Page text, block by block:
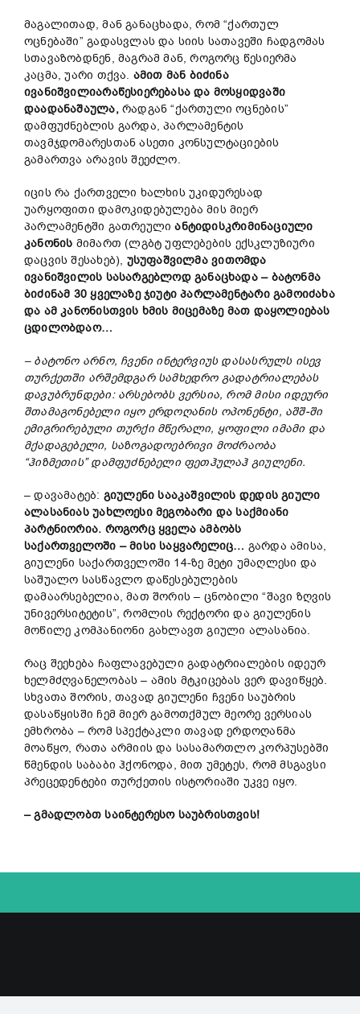
მაგალითად, მან განაცხადა, რომ “ქართულ
ოცნებაში” გადასვლას და სიის სათავეში ჩადგომას
სთავაზობდნენ, მაგრამ მან, როგორც წესიერმა
კაცმა, უარი თქვა. ამით მან ბიძინა
ივანიშვილიარაწესიერებასა და მოსყიდვაში
დაადანაშაულა,რადგან “ქართული ოცნების”
დამფუძნებლის გარდა, პარლამენტის
თავმჯდომარესთან ასეთი კონსულტაციების
გამართვა არავის შეეძლო.
იცის რა ქართველი ხალხის უკიდურესად
უარყოფითი დამოკიდებულება მის მიერ
პარლამენტში გათრეულიანტიდისკრიმინაციული
კანონის მიმართ (ლგბტ უფლებების ექსკლუზიური
დაცვის შესახებ), უსუფაშვილმა ვითომდა
ივანიშვილის სასარგებლოდ განაცხადა – ბატონმა
ბიძინამ 30 ყველაზე ჯიუტი პარლამენტარი გამოიძახა
და ამ კანონისთვის ხმის მიცემაზე მათ დაყოლიებას
ცდილობდაო…
– ბატონო არნო, ჩვენი ინტერვიუს დასასრულს ისევ
თურქეთში არშემდგარ სამხედრო გადატრიალებას
დავუბრუნდები: არსებობს ვერსია, რომ მისი იდეური
შთამაგონებელი იყო ერდოღანის ოპონენტი, აშშ-ში
ემიგრირებული თურქი მწერალი, ყოფილი იმამი და
მქადაგებელი, საზოგადოებრივი მოძრაობა
“ჰიზმეთის” დამფუძნებელი ფეთჰულაჰ გიულენი.
– დავამატებ: გიულენი სააკაშვილის დედის გიული
ალასანიას უახლოესი მეგობარი და საქმიანი
პარტნიორია. როგორც ყველა ამბობს
საქართველოში – მისი საყვარელიც… გარდა ამისა,
გიულენი საქართველოში 14-ზე მეტი უმაღლესი და
საშუალო სასწავლო დაწესებულების
დამაარსებელია, მათ შორის – ცნობილი “შავი ზღვის
უნივერსიტეტის”, რომლის რექტორი და გიულენის
მოწილე კომპანიონი გახლავთ გიული ალასანია.
რაც შეეხება ჩაფლავებული გადატრიალების იდეურ
ხელმძღვანელობას – ამის მტკიცებას ვერ დავიწყებ.
სხვათა შორის, თავად გიულენი ჩვენი საუბრის
დასაწყისში ჩემ მიერ გამოთქმულ მეორე ვერსიას
ემხრობა – რომ სპექტაკლი თავად ერდოღანმა
მოაწყო, რათა არმიის და სასამართლო კორპუსებში
წმენდის საბაბი ჰქონოდა, მით უმეტეს, რომ მსგავსი
პრეცედენტები თურქეთის ისტორიაში უკვე იყო.
– გმადლობთ საინტერესო საუბრისთვის!